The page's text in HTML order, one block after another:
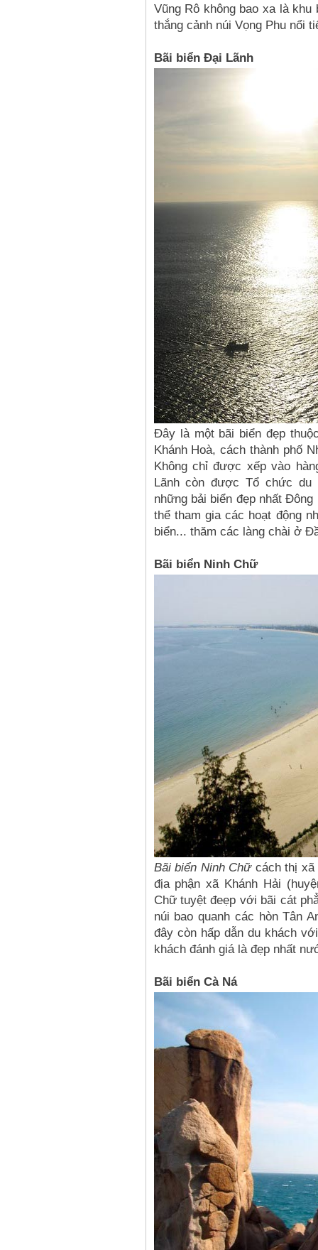
Vũng Rô không bao xa là
thắng cảnh núi Vọng Phu nổi
Bãi biển Đại Lãnh
Đây là một bãi biển đẹp
Khánh Hoà, cách thành phố
Không chỉ được xếp vào
Lãnh còn được Tổ chức
những bải biển đẹp nhất
thể tham gia các hoạt động
biển... thăm các làng chài ở
Bãi biển Ninh Chữ
Bãi biển Ninh Chữcách thị xã
địa phận xã Khánh Hải
Chữ tuyệt đeẹp với bãi cát
núi bao quanh các hòn Tân
đây còn hấp dẫn du khách
khách đánh giá là đẹp nhất
Bãi biển Cà Ná